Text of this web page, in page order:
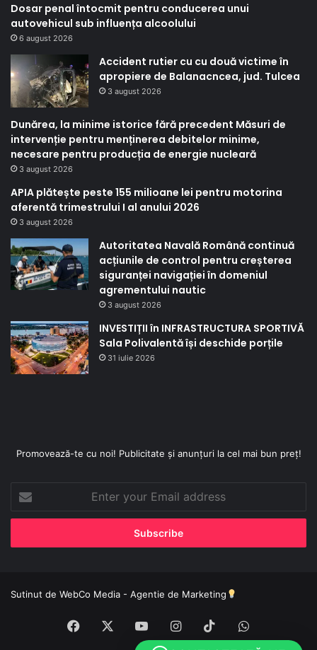
Dosar penal întocmit pentru conducerea unui
autovehicul sub influența alcoolului
6 august 2026
Accident rutier cu cu două victime în
apropiere de Balanacncea, jud. Tulcea
3 august 2026
Dunărea, la minime istorice fără precedent Măsuri de
intervenție pentru menținerea debitelor minime,
necesare pentru producția de energie nucleară
3 august 2026
APIA plătește peste 155 milioane lei pentru motorina
aferentă trimestrului I al anului 2026
3 august 2026
Autoritatea Navală Română continuă
acțiunile de control pentru creșterea
siguranței navigației în domeniul
agrementului nautic
3 august 2026
INVESTIȚII în INFRASTRUCTURA SPORTIVĂ
Sala Polivalentă își deschide porțile
31 iulie 2026
Promovează-te cu noi! Publicitate și anunțuri la cel mai bun preț!
your
Email
Sutinut de WebCo Media - Agentie de Marketing
Facebook YouTubeInstagram
TikTokWhatsApp